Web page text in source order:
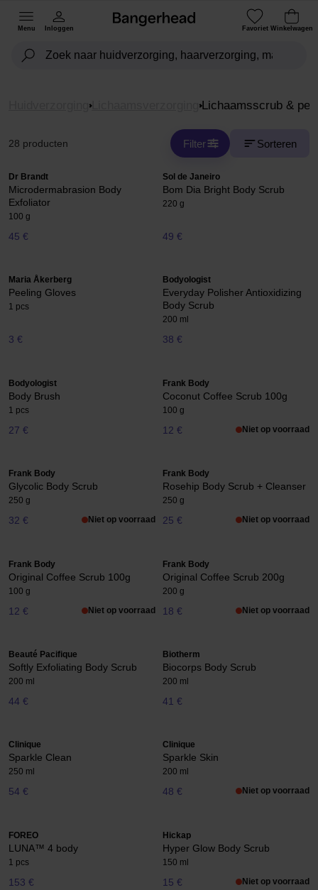
Menu Inloggen Favoriet Winkelwagen
Lichaamsverzorging Lichaamsscrub &
28 producten Filter Sorteren
Dr Brandt
Microdermabrasion Body
Exfoliator
100 g
45 €
Sol de Janeiro
Bom Dia Bright Body Scrub
220 g
49 €
Maria Åkerberg
Peeling Gloves
1 pcs
3 €
Bodyologist
Everyday Polisher Antioxidizing
Body Scrub
200 ml
38 €
Bodyologist
Body Brush
1 pcs
27 €
Frank Body
Coconut Coffee Scrub 100g
100 g
12 € Niet op voorraad
Frank Body
Glycolic Body Scrub
250 g
32 € Niet op voorraad
Frank Body
Rosehip Body Scrub + Cleanser
250 g
25 € Niet op voorraad
Frank Body
Original Coffee Scrub 100g
100 g
12 € Niet op voorraad
Frank Body
Original Coffee Scrub 200g
200 g
18 € Niet op voorraad
Beauté Pacifique
Softly Exfoliating Body Scrub
200 ml
44 €
Biotherm
Biocorps Body Scrub
200 ml
41 €
Clinique
Sparkle Clean
250 ml
54 €
Clinique
Sparkle Skin
200 ml
48 € Niet op voorraad
FOREO
LUNA™ 4 body
1 pcs
153 €
Hickap
Hyper Glow Body Scrub
150 ml
15 € Niet op voorraad